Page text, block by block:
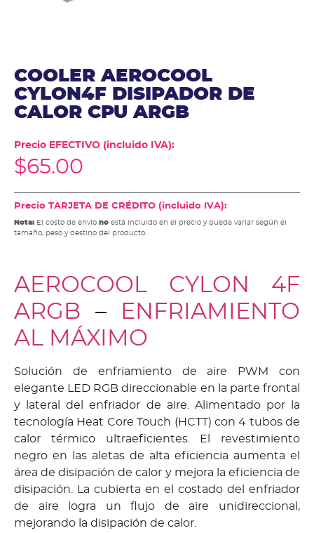
COOLER AEROCOOL
CYLON4F DISIPADOR DE
CALOR CPU ARGB
Precio EFECTIVO (incluido IVA):
$65.00
Precio TARJETA DE CRÉDITO (incluido IVA):
Nota: El costo de envío no está incluido en el precio y puede variar según el
tamaño, peso y destino del producto.
AEROCOOL CYLON 4F
ARGB –
ENFRIAMIENTO
AL MÁXIMO
Solución de enfriamiento de aire PWM con
elegante LED RGB direccionable en la parte frontal
y lateral del enfriador de aire. Alimentado por la
tecnología Heat Core Touch (HCTT) con 4 tubos de
calor térmico ultraeficientes. El revestimiento
negro en las aletas de alta eficiencia aumenta el
área de disipación de calor y mejora la eficiencia de
disipación. La cubierta en el costado del enfriador
de aire logra un flujo de aire unidireccional,
mejorando la disipación de calor.